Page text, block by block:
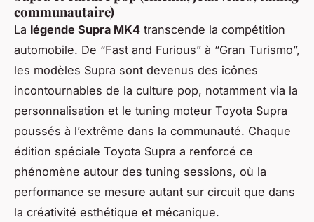
communautaire)
La légende Supra MK4 transcende la compétition
automobile. De “Fast and Furious” à “Gran Turismo”,
les modèles Supra sont devenus des icônes
incontournables de la culture pop, notamment via la
personnalisation et le tuning moteur Toyota Supra
poussés à l’extrême dans la communauté. Chaque
édition spéciale Toyota Supra a renforcé ce
phénomène autour des tuning sessions, où la
performance se mesure autant sur circuit que dans
la créativité esthétique et mécanique.